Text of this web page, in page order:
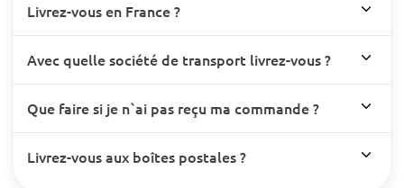
Livrez-vous en France ?
Avec quelle société de transport livrez-vous ?
Que faire si je n`ai pas reçu ma commande ?
Livrez-vous aux boîtes postales ?